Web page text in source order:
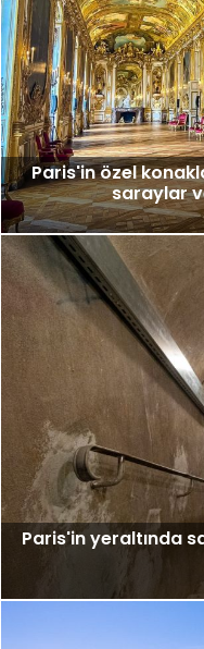
Paris'in özel
saraylar
Paris'in yeraltında